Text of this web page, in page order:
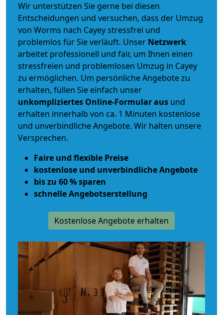
Wir unterstützen Sie gerne bei diesen
Entscheidungen und versuchen, dass der Umzug
von Worms nach Cayey stressfrei und
problemlos für Sie verläuft. Unser Netzwerk
arbeitet professionell und fair, um Ihnen einen
stressfreien und problemlosen Umzug in Cayey
zu ermöglichen. Um persönliche Angebote zu
erhalten, füllen Sie einfach unser
unkompliziertes Online-Formular aus und
erhalten innerhalb von ca. 1 Minuten kostenlose
und unverbindliche Angebote. Wir halten unsere
Versprechen.
Faire und flexible Preise
kostenlose und unverbindliche Angebote
bis zu 60 % sparen
schnelle Angebotserstellung
Kostenlose Angebote erhalten